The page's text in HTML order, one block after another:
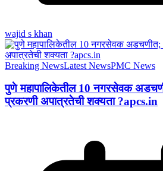
wajid s khan
Breaking NewsLatest NewsPMC News
पुणे महापालिकेतील 10 नगरसेवक
प्रकरणी अपात्रतेची शक्यता ?apcs.in